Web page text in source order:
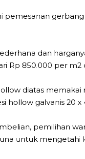
pemesanan
dan
Rp 850.000 per
diatas memakai
hollow galvanis 20 x
pemilihan
untuk mengetahi